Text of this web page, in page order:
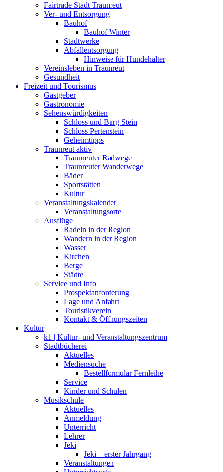
Fairtrade Stadt Traunreut
Ver- und Entsorgung
Bauhof
Bauhof Winter
Stadtwerke
Abfallentsorgung
Hinweise für Hundehalter
Vereinsleben in Traunreut
Gesundheit
Freizeit und Tourismus
Gastgeber
Gastronomie
Sehenswürdigkeiten
Schloss und Burg Stein
Schloss Pertenstein
Geheimtipps
Traunreut aktiv
Traunreuter Radwege
Traunreuter Wanderwege
Bäder
Sportstätten
Kultur
Veranstaltungskalender
Veranstaltungsorte
Ausflüge
Radeln in der Region
Wandern in der Region
Wasser
Kirchen
Berge
Städte
Service und Info
Prospektanforderung
Lage und Anfahrt
Touristikverein
Kontakt & Öffnungszeiten
Kultur
k1 | Kultur- und Veranstaltungszentrum
Stadtbücherei
Aktuelles
Mediensuche
Bestellformular Fernleihe
Service
Kinder und Schulen
Musikschule
Aktuelles
Anmeldung
Unterricht
Lehrer
Jeki
Jeki – erster Jahrgang
Veranstaltungen